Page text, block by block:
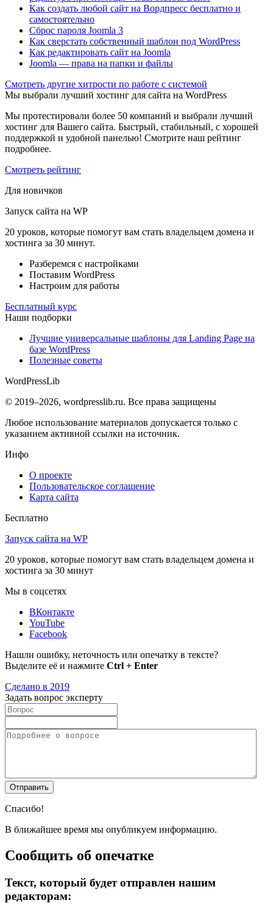
Как создать любой сайт на Вордпресс бесплатно и
самостоятельно
Сброс пароля Joomla 3
Как сверстать собственный шаблон под WordPress
Как редактировать сайт на Joomla
Joomla — права на папки и файлы
Cмотреть другие хитрости по работе с системой
Мы выбрали лучший хостинг для сайта на WordPress
Мы протестировали более 50 компаний и выбрали лучший
хостинг для Вашего сайта. Быстрый, стабильный, с хорошей
поддержкой и удобной панелью! Смотрите наш рейтинг
подробнее.
Смотреть рейтинг
Для новичков
Запуск сайта на WP
20 уроков, которые помогут вам стать владельцем домена и
хостинга за 30 минут.
Разберемся с настройками
Поставим WordPress
Настроим для работы
Бесплатный курс
Наши подборки
Лучшие универсальные шаблоны для Landing Page на
базе WordPress
Полезные советы
WordPressLib
© 2019–2026, wordpresslib.ru. Все права защищены
Любое использование материалов допускается только с
указанием активной ссылки на источник.
Инфо
О проекте
Пользовательское соглашение
Карта сайта
Бесплатно
Запуск сайта на WP
20 уроков, которые помогут вам стать владельцем домена и
хостинга за 30 минут
Мы в соцсетях
ВКонтакте
YouTube
Facebook
Нашли ошибку, неточность или опечатку в тексте?
Выделите её и нажмите Ctrl + Enter
Сделано в 2019
Задать вопрос эксперту
Спасибо!
В ближайшее время мы опубликуем информацию.
Сообщить об опечатке
Текст, который будет отправлен нашим
редакторам: